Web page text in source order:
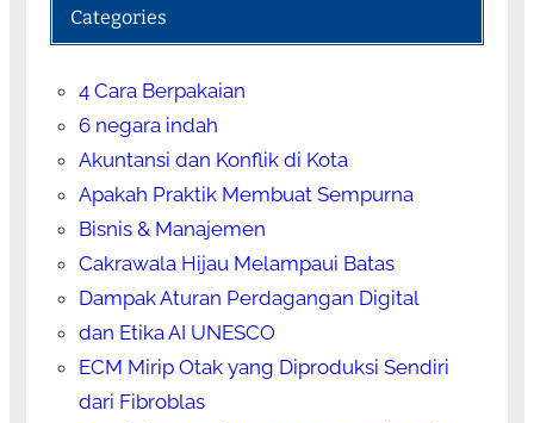
Categories
4 Cara Berpakaian
6 negara indah
Akuntansi dan Konflik di Kota
Apakah Praktik Membuat Sempurna
Bisnis & Manajemen
Cakrawala Hijau Melampaui Batas
Dampak Aturan Perdagangan Digital
dan Etika AI UNESCO
ECM Mirip Otak yang Diproduksi Sendiri
dari Fibroblas